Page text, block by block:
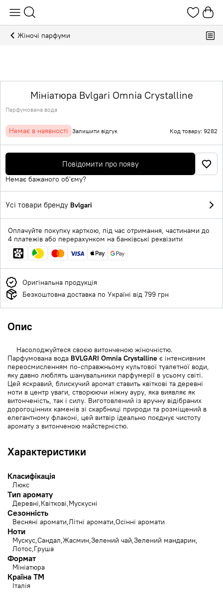
Жіночі парфуми
Мініатюра Bvlgari Omnia Crystalline
Парфумована вода
Немає в наявності Залишити відгук Код товару: 9282
Повідомити про появу
Немає бажаного об'єму?
Усі товари бренду Bvlgari
Оплачуйте покупку карткою, під час отримання, частинами до
4 платежів або перерахунком на банківські реквізити
Оригінальна продукція
Безкоштовна доставка по Україні від 799 грн
Опис
Насолоджуйтеся своєю витонченою жіночністю.
Парфумована вода BVLGARI Omnia Crystalline є інтенсивним
переосмисленням по-справжньому культової туалетної води,
яку давно люблять шанувальники парфумерії в усьому світі.
Цей яскравий, блискучий аромат ставить квіткові та деревні
ноти в центр уваги, створюючи ніжну ауру, яка виявляє як
витонченість, так і силу. Виготовлений із вручну відібраних
дорогоцінних каменів зі скарбниці природи та розміщений в
елегантному флаконі, цей витвір ідеально поєднує чистоту
аромату з витонченою майстерністю.
Характеристики
Класифікація
Люкс
Тип аромату
Деревні Квіткові Мускусні
Сезонність
Весняні аромати Літні аромати Осінні аромати
Ноти
Мускус Сандал Жасмин Зелений чай Зелений мандарин
Лотос Груша
Формат
Мініатюра
Країна ТМ
Італія